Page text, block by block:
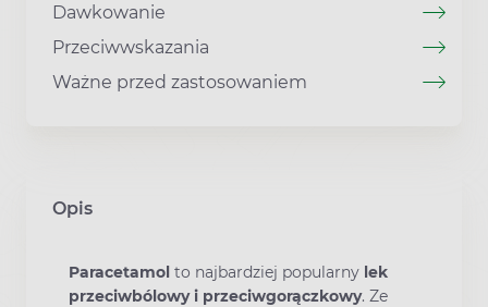
Dawkowanie
Przeciwwskazania
Ważne przed zastosowaniem
Opis
Paracetamol to najbardziej popularny lek
przeciwbólowy i przeciwgorączkowy. Ze